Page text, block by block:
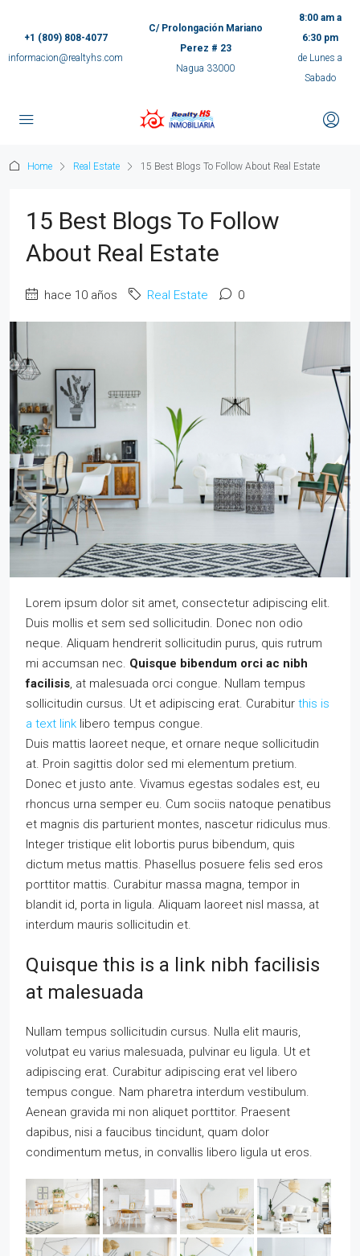
+1 (809) 808-4077
informacion@realtyhs.com
C/ Prolongación Mariano
Perez # 23
Nagua 33000
8:00 am a
6:30 pm
de Lunes a
Sabado
Home Real Estate 15 Best Blogs To Follow About Real Estate
15 Best Blogs To Follow
About Real Estate
hace 10 años Real Estate 0
Lorem ipsum dolor sit amet, consectetur adipiscing elit.
Duis mollis et sem sed sollicitudin. Donec non odio
neque. Aliquam hendrerit sollicitudin purus, quis rutrum
mi accumsan nec. Quisque bibendum orci ac nibh
facilisis, at malesuada orci congue. Nullam tempus
sollicitudin cursus. Ut et adipiscing erat. Curabitur this is
a text link libero tempus congue.
Duis mattis laoreet neque, et ornare neque sollicitudin
at. Proin sagittis dolor sed mi elementum pretium.
Donec et justo ante. Vivamus egestas sodales est, eu
rhoncus urna semper eu. Cum sociis natoque penatibus
et magnis dis parturient montes, nascetur ridiculus mus.
Integer tristique elit lobortis purus bibendum, quis
dictum metus mattis. Phasellus posuere felis sed eros
porttitor mattis. Curabitur massa magna, tempor in
blandit id, porta in ligula. Aliquam laoreet nisl massa, at
interdum mauris sollicitudin et.
Quisque this is a link nibh facilisis
at malesuada
Nullam tempus sollicitudin cursus. Nulla elit mauris,
volutpat eu varius malesuada, pulvinar eu ligula. Ut et
adipiscing erat. Curabitur adipiscing erat vel libero
tempus congue. Nam pharetra interdum vestibulum.
Aenean gravida mi non aliquet porttitor. Praesent
dapibus, nisi a faucibus tincidunt, quam dolor
condimentum metus, in convallis libero ligula ut eros.